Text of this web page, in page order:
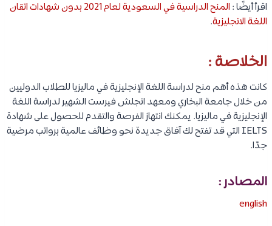
اقرأ أيضًا :
المنح الدراسية في السعودية لعام 2021 بدون شهادات اتقان
اللغة الانجليزية.
الخلاصة :
كانت هذه أهم منح لدراسة اللغة الإنجليزية في ماليزيا للطلاب الدوليين
من خلال جامعة البخاري ومعهد انجلش فيرست الشهير لدراسة اللغة
الإنجليزية في ماليزيا. يمكنك انتهاز الفرصة والتقدم للحصول على شهادة
IELTS التي قد تفتح لك آفاق جديدة نحو وظائف عالمية برواتب مرضية
جدًا.
المصادر :
english